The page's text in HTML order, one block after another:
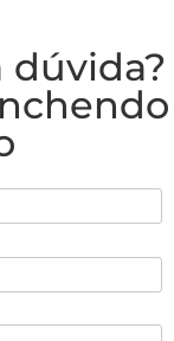
dúvida?